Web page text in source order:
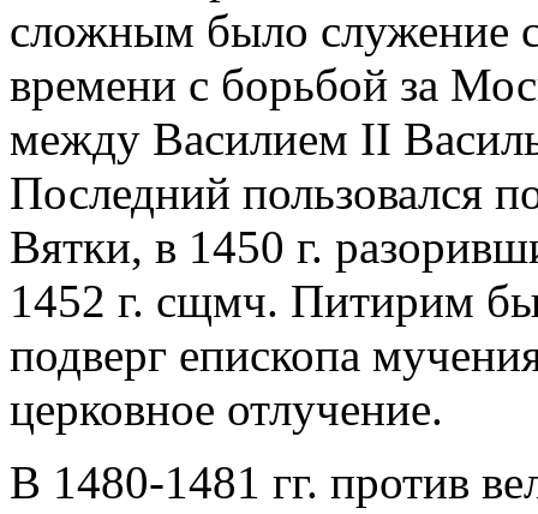
сложным было служение
времени с борьбой за
между Василием II
Последний пользовался
Вятки, в 1450 г.
1452 г. сщмч. Питирим
подверг епископа
церковное отлучение.
В 1480-1481 гг. против